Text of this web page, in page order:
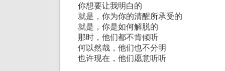
你想要让我明白的
就是，你为你的清醒所承受的
就是，你是如何解脱的
那时，他们都不肯倾听
何以然哉，他们也不分明
也许现在，他们愿意听听